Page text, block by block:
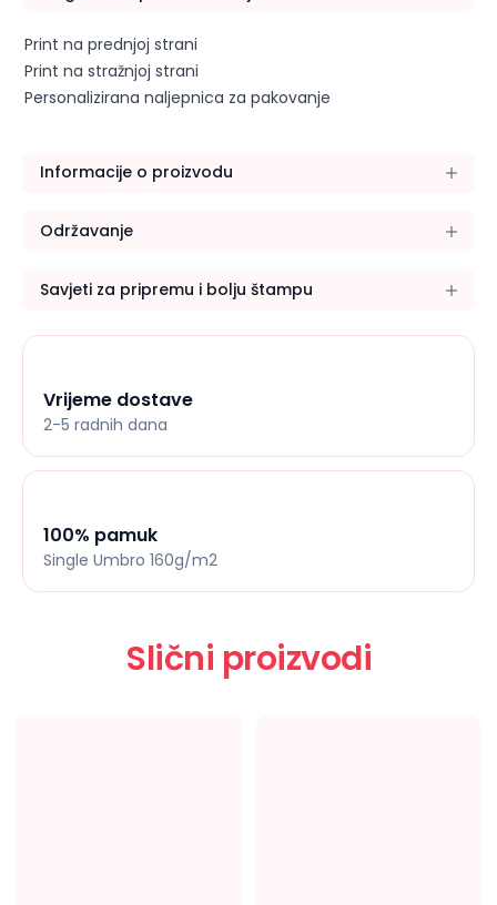
Print na prednjoj strani
Print na stražnjoj strani
Personalizirana naljepnica za pakovanje
Informacije o proizvodu
Održavanje
Savjeti za pripremu i bolju štampu
Vrijeme dostave
2-5 radnih dana
100% pamuk
Single Umbro 160g/m2
Slični proizvodi